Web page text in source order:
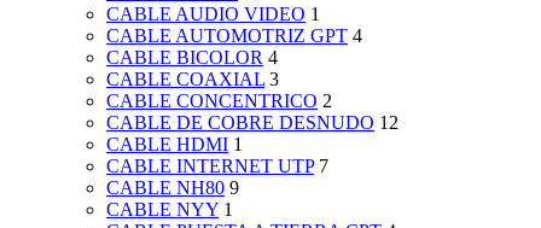
CABLE AUDIO VIDEO 1
CABLE AUTOMOTRIZ GPT 4
CABLE BICOLOR 4
CABLE COAXIAL 3
CABLE CONCENTRICO 2
CABLE DE COBRE DESNUDO 12
CABLE HDMI 1
CABLE INTERNET UTP 7
CABLE NH80 9
CABLE NYY 1